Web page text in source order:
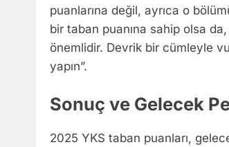
puanlarına değil, ayrıca o
bir taban puanına sahip olsa
önemlidir. Devrik bir cümleyle
yapın”.
Sonuç ve Gelecek
2025 YKS taban puanları,